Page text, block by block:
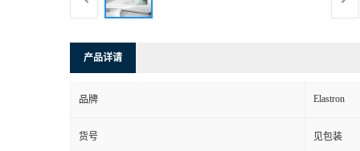
产品详请
品牌 Elastron
货号 见包装